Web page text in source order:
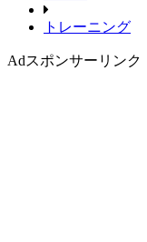
トレーニング
Adスポンサーリンク